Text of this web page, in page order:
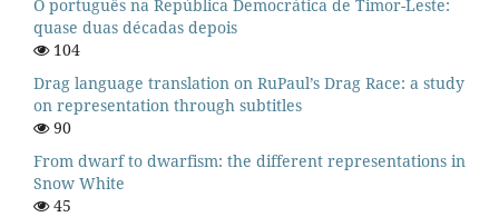
O português na República Democrática de Timor-Leste:
quase duas décadas depois
104
Drag language translation on RuPaul’s Drag Race: a study
on representation through subtitles
90
From dwarf to dwarfism: the different representations in
Snow White
45